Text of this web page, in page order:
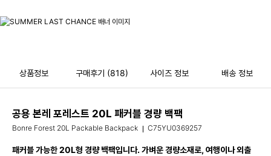
상품정보 구매후기 (818) 사이즈 정보 배송 정보
공용 본레 포레스트 20L 패커블 경량 백팩
Bonre Forest 20L Packable Backpack C75YU0369257
패커블 가능한 20L형 경량 백팩입니다. 가벼운 경량소재로, 여행이나 외출